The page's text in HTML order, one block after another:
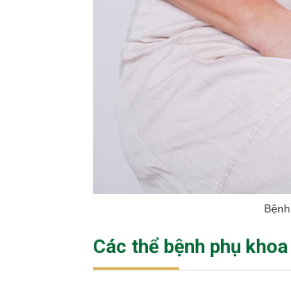
Các thể bệnh phụ